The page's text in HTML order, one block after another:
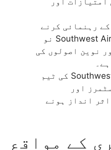
رہنمائی کرنے
والے طور پر، Southwest Airlines نو
نوین اصولوں کی
Southwest Airlines کی ٹیم
اور
انداز ہونے
کے مواقع